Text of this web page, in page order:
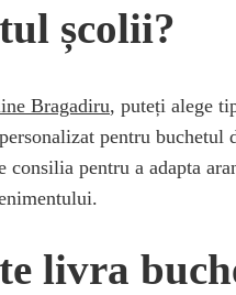
școlii?
Bragadiru, puteți alege
pentru buchetul
consilia pentru a adapta
livra